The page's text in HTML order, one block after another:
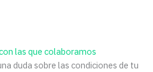
las que colaboramos
duda sobre las condiciones de tu